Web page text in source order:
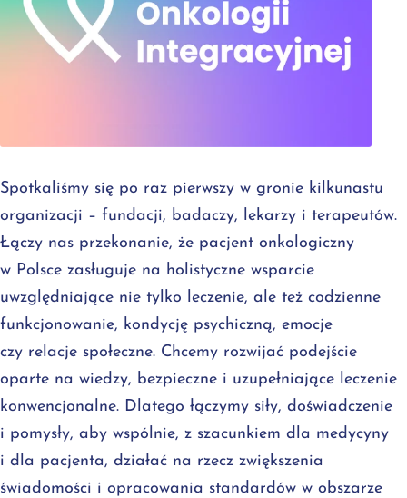
Spotkaliśmy się po raz pierwszy w gronie kilkunastu
organizacji – fundacji, badaczy, lekarzy i terapeutów.
Łączy nas przekonanie, że pacjent onkologiczny
w Polsce zasługuje na holistyczne wsparcie
uwzględniające nie tylko leczenie, ale też codzienne
funkcjonowanie, kondycję psychiczną, emocje
czy relacje społeczne. Chcemy rozwijać podejście
oparte na wiedzy, bezpieczne i uzupełniające leczenie
konwencjonalne. Dlatego łączymy siły, doświadczenie
i pomysły, aby wspólnie, z szacunkiem dla medycyny
i dla pacjenta, działać na rzecz zwiększenia
świadomości i opracowania standardów w obszarze